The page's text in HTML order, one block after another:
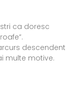
ca doresc
descendent
multe motive.